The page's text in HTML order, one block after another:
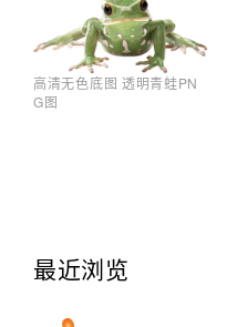
高清无色底图 透明青蛙PN
G图
最近浏览